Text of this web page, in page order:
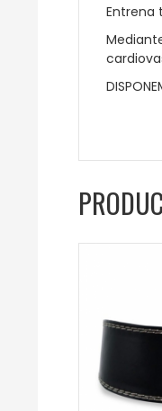
Entrena